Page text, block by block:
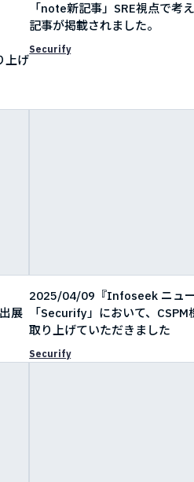
上げ
「note新記事」SRE視点で考
記事が掲載されました。
Securify
展
2025/04/09『Infoseek ニュー
「Securify」において、
取り上げていただきました
Securify